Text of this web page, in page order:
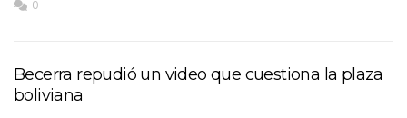
0
Becerra repudió un video que cuestiona la plaza
boliviana